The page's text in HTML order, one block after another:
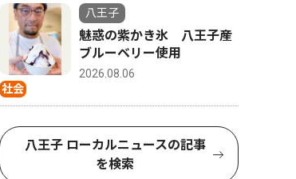
社会
八王子
魅惑の紫かき氷 八王子産
ブルーベリー使用
2026.08.06
八王子 ローカルニュースの記事
を検索